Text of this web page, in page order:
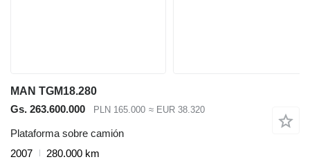
MAN TGM18.280
Gs. 263.600.000
PLN 165.000 ≈ EUR 38.320
Plataforma sobre camión
2007
280.000 km